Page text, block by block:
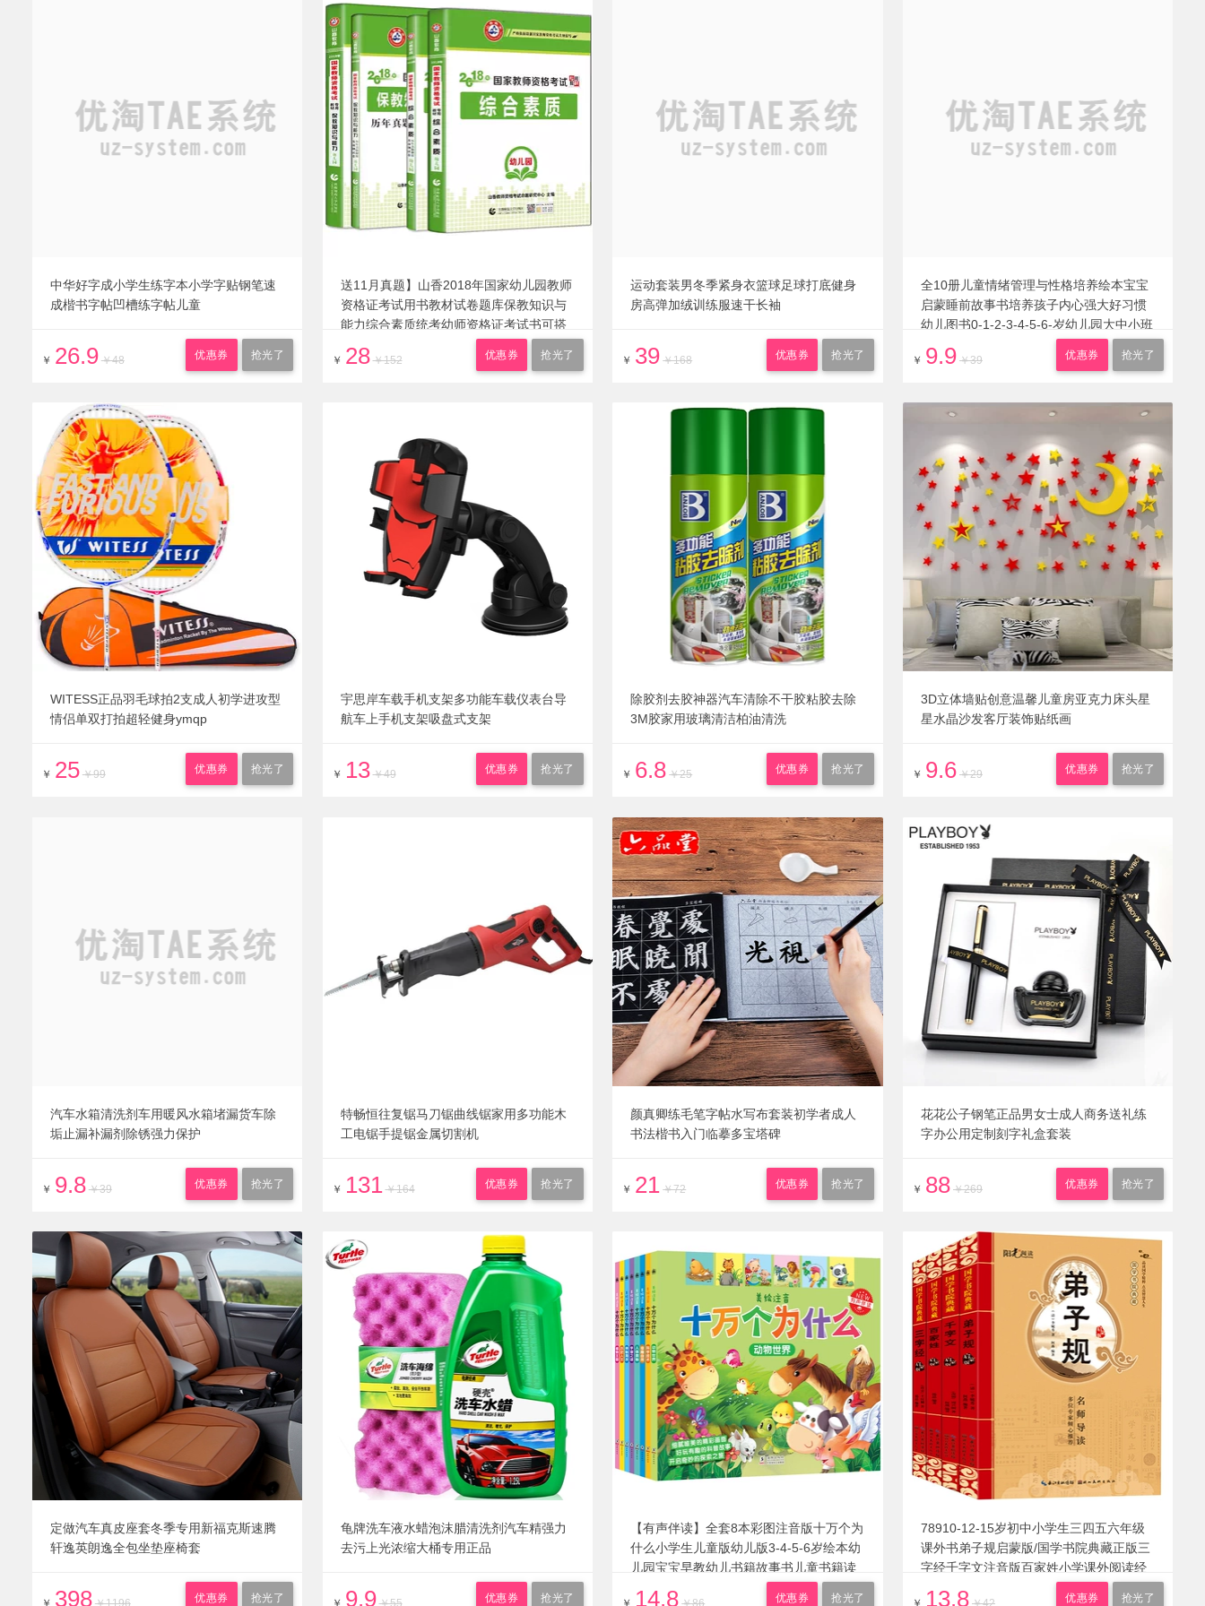
中华好字成小学生练字本小学字贴钢笔速
成楷书字帖凹槽练字帖儿童
抢光了
优惠券
￥ 26.9 ￥48
送11月真题】山香2018年国家幼儿园教师
资格证考试用书教材试卷题库保教知识与
能力综合素质统考幼师资格证考试书可搭
抢光了
优惠券
￥ 28 ￥152
运动套装男冬季紧身衣篮球足球打底健身
房高弹加绒训练服速干长袖
抢光了
优惠券
￥ 39 ￥168
全10册儿童情绪管理与性格培养绘本宝宝
启蒙睡前故事书培养孩子内心强大好习惯
幼儿图书0-1-2-3-4-5-6-岁幼儿园大中小班
抢光了
优惠券
￥ 9.9 ￥39
WITESS正品羽毛球拍2支成人初学进攻型
情侣单双打拍超轻健身ymqp
抢光了
优惠券
￥ 25 ￥99
宇思岸车载手机支架多功能车载仪表台导
航车上手机支架吸盘式支架
抢光了
优惠券
￥ 13 ￥49
除胶剂去胶神器汽车清除不干胶粘胶去除
3M胶家用玻璃清洁柏油清洗
抢光了
优惠券
￥ 6.8 ￥25
3D立体墙贴创意温馨儿童房亚克力床头星
星水晶沙发客厅装饰贴纸画
抢光了
优惠券
￥ 9.6 ￥29
汽车水箱清洗剂车用暖风水箱堵漏货车除
垢止漏补漏剂除锈强力保护
抢光了
优惠券
￥ 9.8 ￥39
特畅恒往复锯马刀锯曲线锯家用多功能木
工电锯手提锯金属切割机
抢光了
优惠券
￥ 131 ￥164
颜真卿练毛笔字帖水写布套装初学者成人
书法楷书入门临摹多宝塔碑
抢光了
优惠券
￥ 21 ￥72
花花公子钢笔正品男女士成人商务送礼练
字办公用定制刻字礼盒套装
抢光了
优惠券
￥ 88 ￥269
定做汽车真皮座套冬季专用新福克斯速腾
轩逸英朗逸全包坐垫座椅套
抢光了
优惠券
398
龟牌洗车液水蜡泡沫腊清洗剂汽车精强力
去污上光浓缩大桶专用正品
抢光了
优惠券
9.9
【有声伴读】全套8本彩图注音版十万个为
什么小学生儿童版幼儿版3-4-5-6岁绘本幼
儿园宝宝早教幼儿书籍故事书儿童书籍读
物百科全书
抢光了
优惠券
14.8
78910-12-15岁初中小学生三四五六年级
课外书弟子规启蒙版/国学书院典藏正版三
字经千字文注音版百家姓小学课外阅读经
典书籍全套
抢光了
优惠券
13.8